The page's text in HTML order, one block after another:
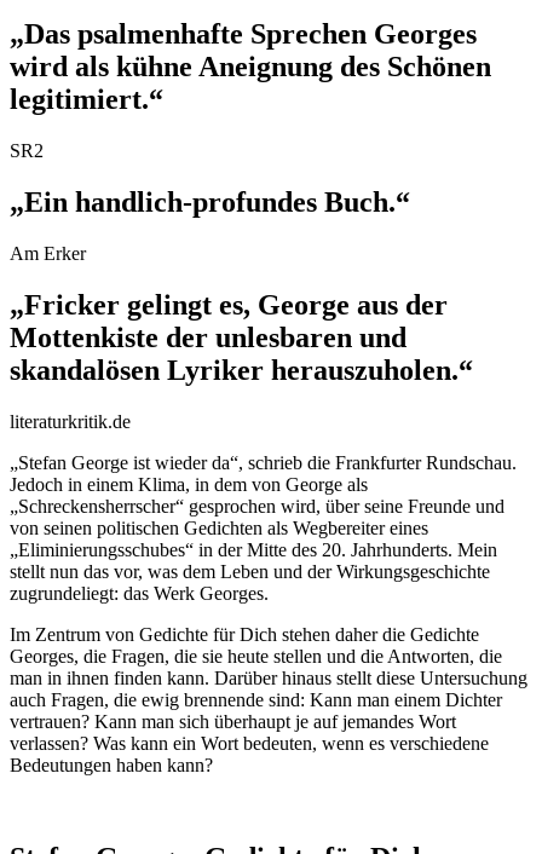
„Das psalmenhafte Sprechen Georges
wird als kühne Aneignung des Schönen
legitimiert.“
SR2
„Ein handlich-profundes Buch.“
Am Erker
„Fricker gelingt es, George aus der
Mottenkiste der unlesbaren und
skandalösen Lyriker herauszuholen.“
literaturkritik.de
„Stefan George ist wieder da“, schrieb die Frankfurter Rundschau.
Jedoch in einem Klima, in dem von George als
„Schreckensherrscher“ gesprochen wird, über seine Freunde und
von seinen politischen Gedichten als Wegbereiter eines
„Eliminierungsschubes“ in der Mitte des 20. Jahrhunderts. Mein
stellt nun das vor, was dem Leben und der Wirkungsgeschichte
zugrundeliegt: das Werk Georges.
Im Zentrum von Gedichte für Dich stehen daher die Gedichte
Georges, die Fragen, die sie heute stellen und die Antworten, die
man in ihnen finden kann. Darüber hinaus stellt diese Untersuchung
auch Fragen, die ewig brennende sind: Kann man einem Dichter
vertrauen? Kann man sich überhaupt je auf jemandes Wort
verlassen? Was kann ein Wort bedeuten, wenn es verschiedene
Bedeutungen haben kann?